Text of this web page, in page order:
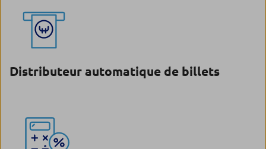
Distributeur automatique de billets